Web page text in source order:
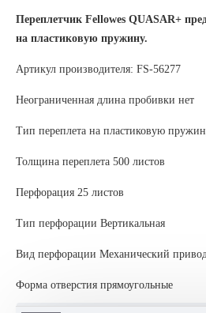
Переплетчик Fellowes QUASAR+
на пластиковую пружину.
Артикул производителя: FS-56277
Неограниченная длина пробивки нет
Тип переплета на пластиковую
Толщина переплета 500 листов
Перфорация 25 листов
Тип перфорации Вертикальная
Вид перфорации Механический
Форма отверстия прямоугольные